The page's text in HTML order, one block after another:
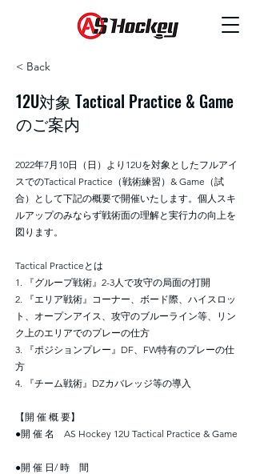
< Back
12U対象 Tactical Practice & Game
のご案内
2022年7月10日（日）より12Uを対象としたフルアイ
スでのTactical Practice（戦術練習）& Game（試
合）として下記の概要で開催いたします。個人スキ
ルアップのみならず戦術面の理解と実行力の向上を
図ります。
Tactical Practiceとは
1. 『グループ戦術』2-3人で攻守の局面の打開
2. 『エリア戦術』コーナー、ボード際、ハイスロッ
ト、オープンアイス、攻守のブルーライン等、リン
ク上のエリアでのプレーの仕方
3. 『ポジションプレー』DF、FW特有のプレーの仕
方
4. 『チーム戦術』DZカバレッジ等の導入
【開 催 概 要】
●開 催 名 AS Hockey 12U Tactical Practice & Game
●開 催 日/ 時 間